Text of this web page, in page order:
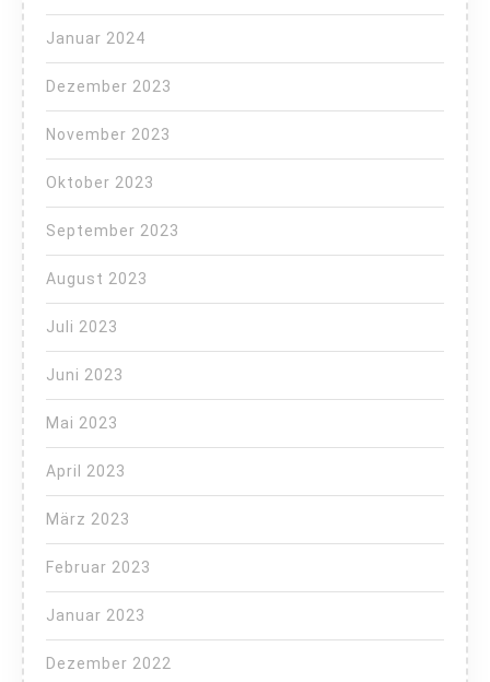
Januar 2024
Dezember 2023
November 2023
Oktober 2023
September 2023
August 2023
Juli 2023
Juni 2023
Mai 2023
April 2023
März 2023
Februar 2023
Januar 2023
Dezember 2022